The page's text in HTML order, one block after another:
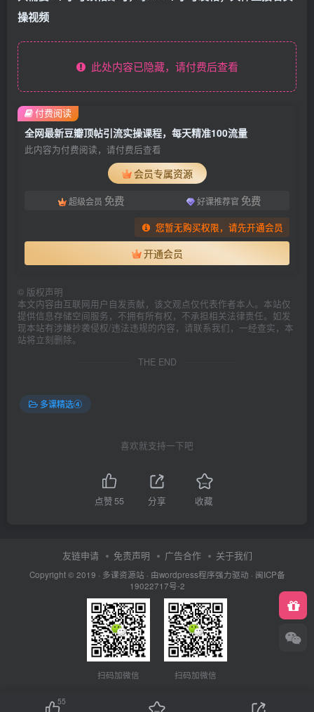
操视频
此处内容已隐藏，请付费后查看
全网最新豆瓣顶帖引流实操课程，每天精准100流量
此内容为付费阅读，请付费后查看
会员专属资源
超级会员 免费 好课推荐官 免费
您暂无购买权限，请先开通会员
开通会员
付费阅读
© 版权声明
本文内容由互联网用户自发贡献，该文观点仅代表作者本人。本站仅
提供信息存储空间服务，不拥有所有权，不承担相关法律责任。如发
现本站有涉嫌抄袭侵权/违法违规的内容，请联系我们，一经查实，本
站将立刻删除。
THE END
多课精选④
喜欢就支持一下吧
点赞 55 分享 收藏
友链申请 免责声明 广告合作 关于我们
Copyright © 2019 · 多课资源站 · 由wordpress程序强力驱动 · 闽ICP备
19022717号-2
扫码加微信 扫码加微信
55